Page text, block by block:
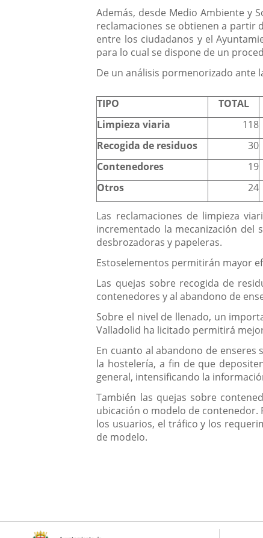
Además, desde Medio Ambiente y
reclamaciones se obtienen a partir
entre los ciudadanos y el
para lo cual se dispone de un
De un análisis pormenorizado ante
TIPO TOTAL
Limpieza viaria
118
Recogida de residuos
30
Contenedores
19
Otros
24
Las reclamaciones de limpieza
incrementado la mecanización del
desbrozadoras y papeleras.
Estoselementos permitirán mayor
Las quejas sobre recogida de
contenedores y al abandono de
Sobre el nivel de llenado, un
Valladolid ha licitado permitirá
En cuanto al abandono de enseres
la hostelería, a fin de que
general, intensificando la
También las quejas sobre
ubicación o modelo de contenedor.
los usuarios, el tráfico y los
de modelo.